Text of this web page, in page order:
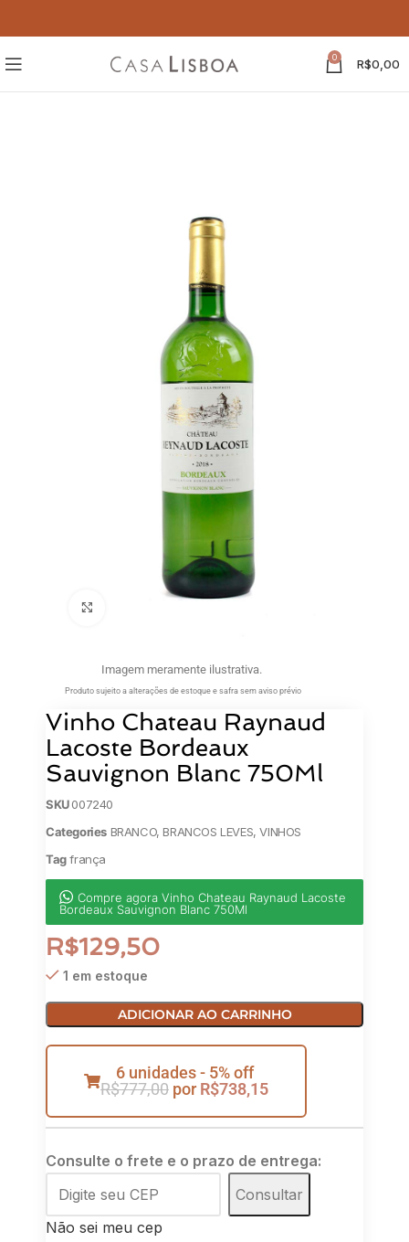
0 R$0,00
Imagem meramente ilustrativa.
Produto sujeito a alterações de estoque e safra sem aviso prévio
Vinho Chateau Raynaud
Lacoste Bordeaux
Sauvignon Blanc 750Ml
SKU007240
Categories BRANCO, BRANCOS LEVES,VINHOS
Tag frança
Compre agora Vinho Chateau Raynaud Lacoste
Bordeaux Sauvignon Blanc 750Ml
R$129,50
1 em estoque
ADICIONAR AO CARRINHO
6 unidades - 5% off
R$777,00 por R$738,15
Consulte o frete e o prazo de entrega:
Consultar
Não sei meu cep